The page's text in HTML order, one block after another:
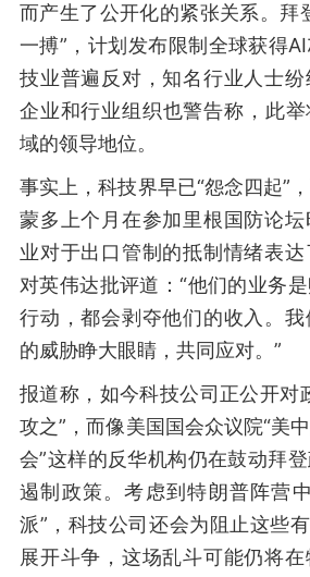
而产生了公开化的紧张关系。拜
一搏”，计划发布限制全球获得
技业普遍反对，知名行业人士
企业和行业组织也警告称，此
域的领导地位。
事实上，科技界早已“怨念四起”
蒙多上个月在参加里根国防论
业对于出口管制的抵制情绪表
对英伟达批评道：“他们的业务
行动，都会剥夺他们的收入。
的威胁睁大眼睛，共同应对。”
报道称，如今科技公司正公开对
攻之”，而像美国国会众议院“美
会”这样的反华机构仍在鼓动拜
遏制政策。考虑到特朗普阵营
派”，科技公司还会为阻止这些
展开斗争，这场乱斗可能仍将